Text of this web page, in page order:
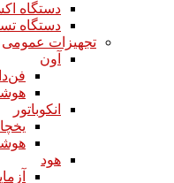
دستگاه
دستگاه
تجهیزات عمومی
آون
انکوباتور
هود